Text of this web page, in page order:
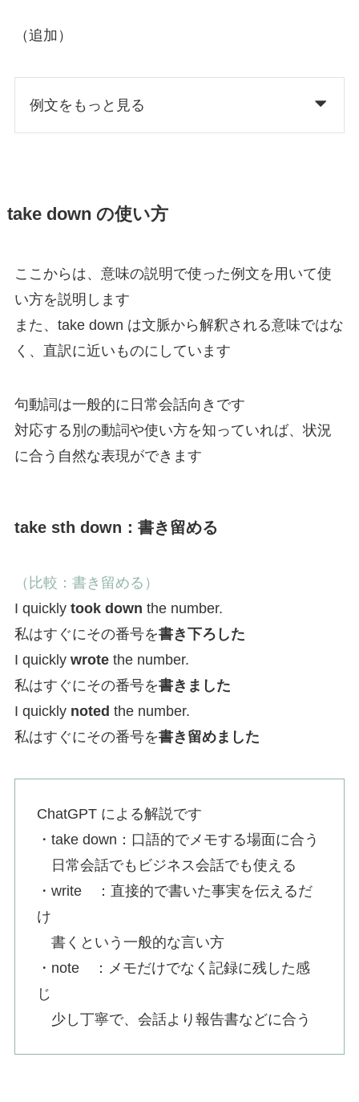
（追加）
例文をもっと見る
take down の使い方
ここからは、意味の説明で使った例文を用いて使
い方を説明します
また、take down は文脈から解釈される意味ではな
く、直訳に近いものにしています
句動詞は一般的に日常会話向きです
対応する別の動詞や使い方を知っていれば、状況
に合う自然な表現ができます
take sth down：書き留める
（比較：書き留める）
I quickly took down the number.
私はすぐにその番号を書き下ろした
I quickly wrotethe number.
私はすぐにその番号を書きました
I quickly noted the number.
私はすぐにその番号を書き留めました
ChatGPT による解説です
・take down：口語的でメモする場面に合う
日常会話でもビジネス会話でも使える
・write ：直接的で書いた事実を伝えるだ
け
書くという一般的な言い方
・note ：メモだけでなく記録に残した感
じ
少し丁寧で、会話より報告書などに合う